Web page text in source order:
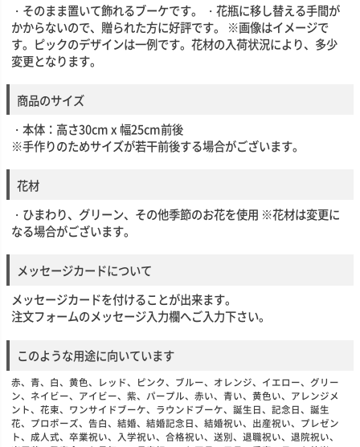
・そのまま置いて飾れるブーケです。 ・花瓶に移し替える手間が
かからないので、贈られた方に好評です。 ※画像はイメージで
す。ピックのデザインは一例です。花材の入荷状況により、多少
変更となります。
商品のサイズ
・本体：高さ30cm x 幅25cm前後
※手作りのためサイズが若干前後する場合がございます。
花材
・ひまわり、グリーン、その他季節のお花を使用 ※花材は変更に
なる場合がございます。
メッセージカードについて
メッセージカードを付けることが出来ます。
注文フォームのメッセージ入力欄へご入力下さい。
このような用途に向いています
赤、青、白、黄色、レッド、ピンク、ブルー、オレンジ、イエロー、グリー
ン、ネイビー、アイビー、紫、パープル、赤い、青い、黄色い、アレンジメ
ント、花束、ワンサイドブーケ、ラウンドブーケ、誕生日、記念日、誕生
花、プロポーズ、告白、結婚、結婚記念日、結婚祝い、出産祝い、プレゼン
ト、成人式、卒業祝い、入学祝い、合格祝い、送別、退職祝い、退院祝い、